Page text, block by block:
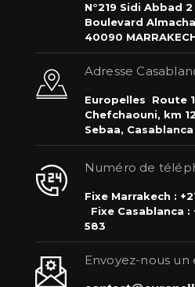
N°219 Sidi Abbad 2
Boulevard
40090
Adresse
Europelles
Route
Chefchaouni, km
Sebaa, Casablanca
Numéro de
Fixe Marrakech :
Fixe Casablanca :
583
Envoyez-nous un